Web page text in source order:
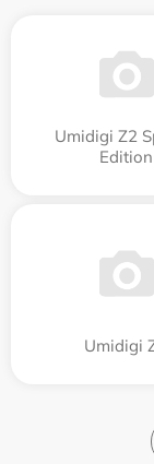
Umidigi Z2
Edition
Umidigi